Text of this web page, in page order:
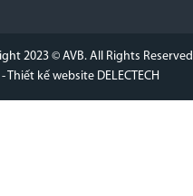
2023 © AVB. All Rights Reserved
- Thiết kế website DELECTECH